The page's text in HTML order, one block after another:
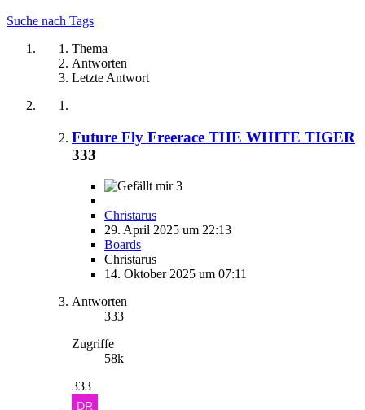
Suche nach Tags
Thema
Antworten
Letzte Antwort
Future Fly Freerace THE WHITE TIGER
333
3
Christarus
29. April 2025 um 22:13
Boards
Christarus
14. Oktober 2025 um 07:11
Antworten
333
Zugriffe
58k
333